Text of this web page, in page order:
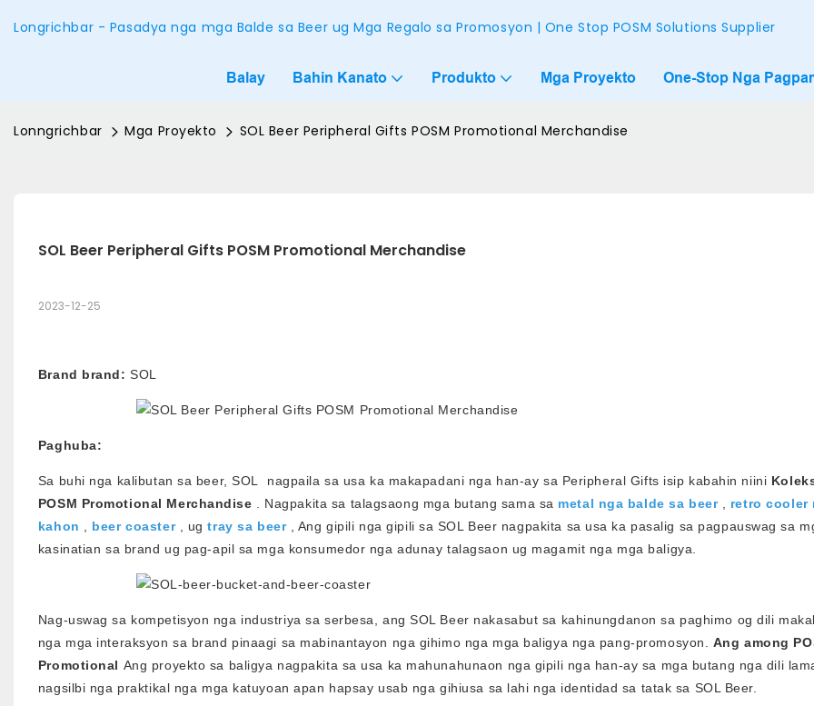
Longrichbar - Pasadya nga mga Balde sa Beer ug Mga Regalo sa Promosyon | One Stop POSM Solutions Supplier
Balay Bahin Kanato Produkto Mga Proyekto One-Stop Nga
Lonngrichbar Mga Proyekto SOL Beer Peripheral Gifts POSM Promotional Merchandise
SOL Beer Peripheral Gifts POSM Promotional Merchandise
2023-12-25
Brand brand:SOL
Paghuba:
Sa buhi nga kalibutan sa beer, SOL nagpaila sa usa ka makapadani nga han-ay sa Peripheral Gifts isip kabahin niini
POSM Promotional Merchandise
. Nagpakita sa talagsaong mga butang sama sa metal nga balde sa beer
retro cooler
kahon
beer coaster , ugtray sa beer
, Ang gipili nga gipili sa SOL Beer nagpakita sa usa ka pasalig sa pagpauswag sa
kasinatian sa brand ug pag-apil sa mga konsumedor nga adunay talagsaon ug magamit nga mga baligya.
Nag-uswag sa kompetisyon nga industriya sa serbesa, ang SOL Beer nakasabut sa kahinungdanon sa paghimo og dili
nga mga interaksyon sa brand pinaagi sa mabinantayon nga gihimo nga mga baligya nga pang-promosyon. Ang among
Promotional Ang proyekto sa baligya nagpakita sa usa ka mahunahunaon nga gipili nga han-ay sa mga butang nga dili
nagsilbi nga praktikal nga mga katuyoan apan hapsay usab nga gihiusa sa lahi nga identidad sa tatak sa SOL Beer.